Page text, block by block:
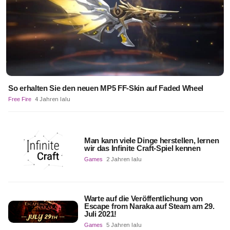
So erhalten Sie den neuen MP5 FF-Skin auf Faded Wheel
Free Fire 4 Jahren lalu
Man kann viele Dinge herstellen, lernen
wir das Infinite Craft-Spiel kennen
Games 2 Jahren lalu
Warte auf die Veröffentlichung von
Escape from Naraka auf Steam am 29.
Juli 2021!
Games 5 Jahren lalu